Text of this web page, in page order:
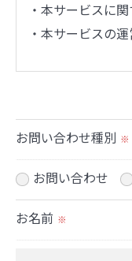
・本サービスに
・本サービスの
られた場合を除き、
ません。
＜個人情報の委託
お問い合わせ種別 ※
お問い合わせ
お名前 ※